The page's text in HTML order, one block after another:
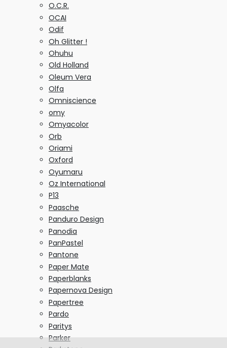
O.C.R.
OCAI
Odif
Oh Glitter !
Ohuhu
Old Holland
Oleum Vera
Olfa
Omniscience
omy
Omyacolor
Orb
Oriami
Oxford
Oyumaru
Oz International
P13
Paasche
Panduro Design
Panodia
PanPastel
Pantone
Paper Mate
Paperblanks
Papernova Design
Papertree
Pardo
Paritys
Parker